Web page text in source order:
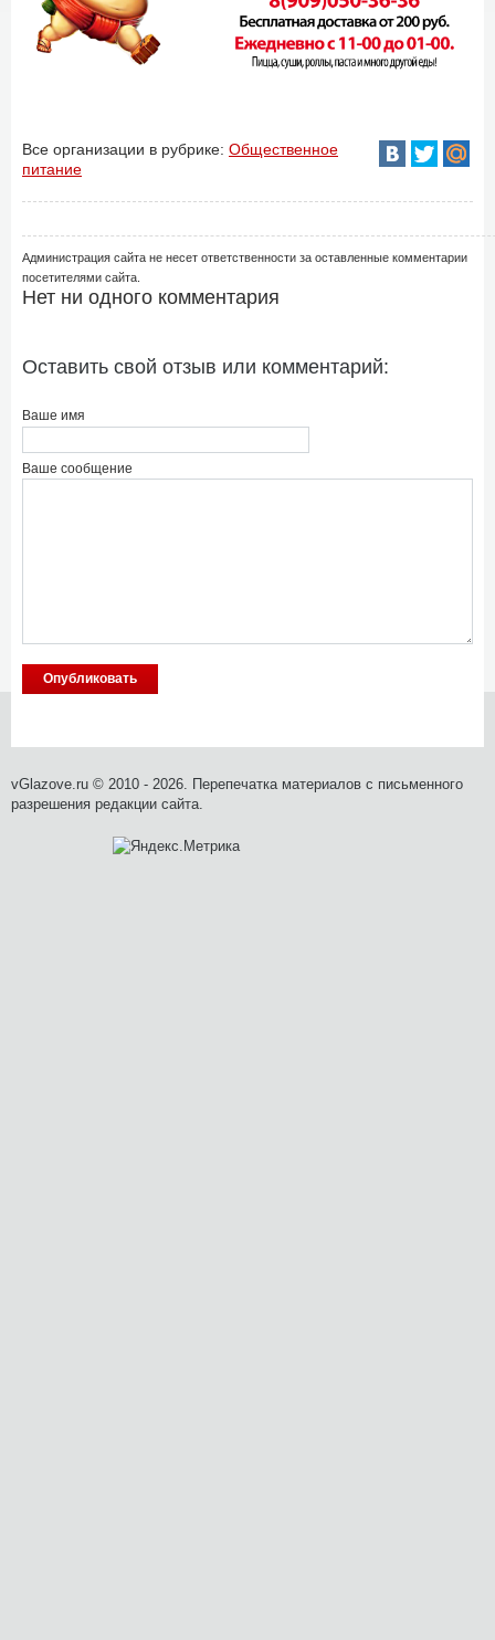
Все организации в рубрике: Общественное
питание
Администрация сайта не несет ответственности за оставленные комментарии
посетителями сайта.
Нет ни одного комментария
Оставить свой отзыв или комментарий:
Ваше имя
Ваше сообщение
vGlazove.ru © 2010 - 2026. Перепечатка материалов с письменного
разрешения редакции сайта.